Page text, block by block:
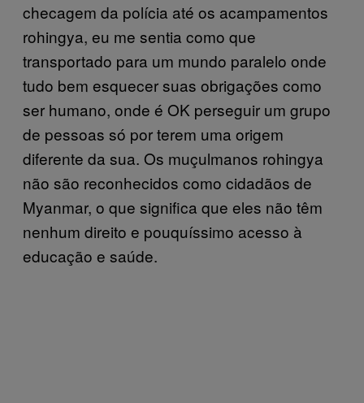
checagem da polícia até os acampamentos
rohingya, eu me sentia como que
transportado para um mundo paralelo onde
tudo bem esquecer suas obrigações como
ser humano, onde é OK perseguir um grupo
de pessoas só por terem uma origem
diferente da sua. Os muçulmanos rohingya
não são reconhecidos como cidadãos de
Myanmar, o que significa que eles não têm
nenhum direito e pouquíssimo acesso à
educação e saúde.